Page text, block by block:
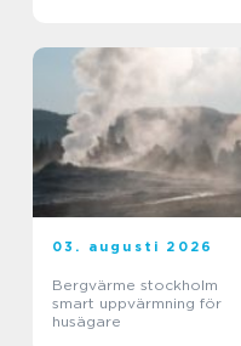
03. augusti 2026
Bergvärme stockholm
smart uppvärmning för
husägare